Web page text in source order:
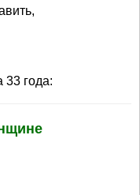
33 года: